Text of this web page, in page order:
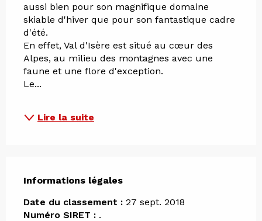
aussi bien pour son magnifique domaine
skiable d'hiver que pour son fantastique cadre
d'été.
En effet, Val d'Isère est situé au cœur des
Alpes, au milieu des montagnes avec une
faune et une flore d'exception.
Le...
Lire la suite
Informations légales
Informations légales
Date du classement : 27 sept. 2018
Numéro SIRET : .